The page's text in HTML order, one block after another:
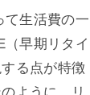
て生活費の一
早期リタイ
る点が特徴